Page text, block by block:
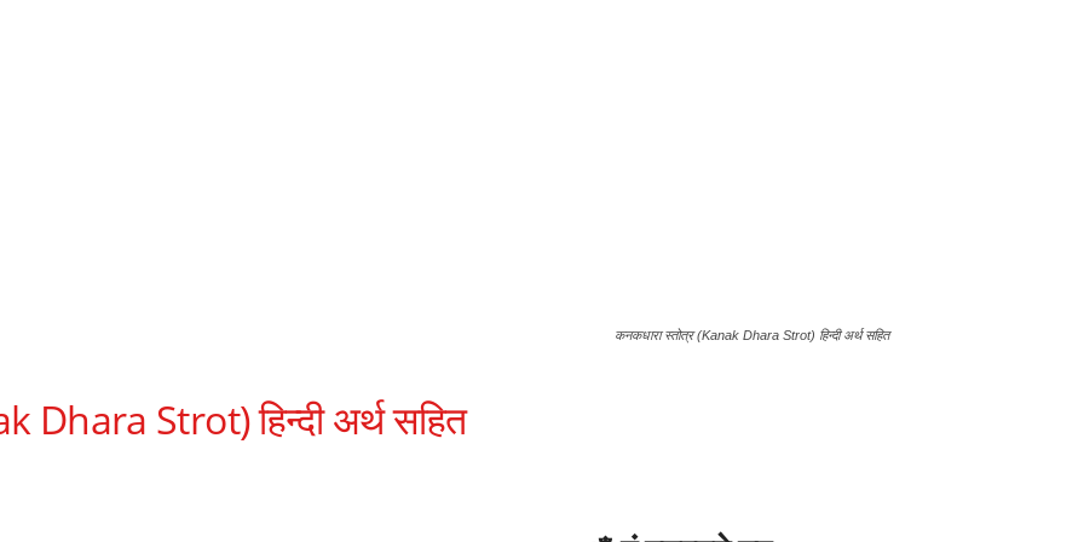
कनकधारा स्तोत्र (Kanak Dhara Strot) हिन्दी अर्थ सहित
Dhara Strot) हिन्दी अर्थ सहित